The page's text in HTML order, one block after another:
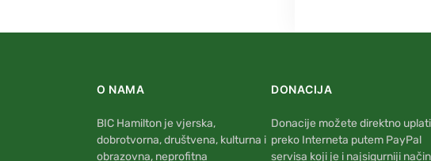
O NAMA
BIC Hamilton je vjerska,
dobrotvorna, društvena, kulturna i
obrazovna, neprofitna
DONACIJA
Donacije možete direktno
preko Interneta putem PayPal
servisa koji je i najsigurniji način